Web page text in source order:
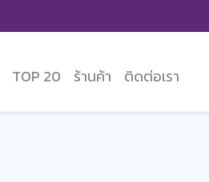
TOP 20 ร้านค้า ติดต่อเรา